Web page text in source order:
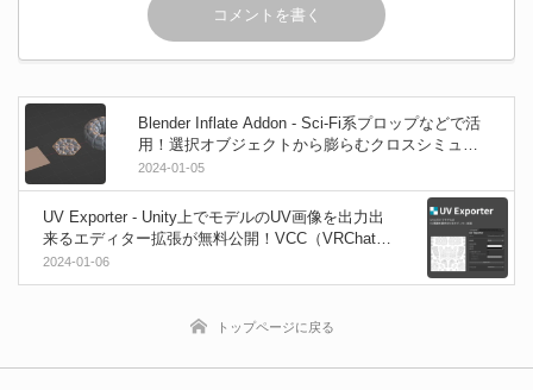
Blender Inflate Addon - Sci-Fi系プロップなどで活
用！選択オブジェクトから膨らむクロスシミュレ
ーションを適用出来るBlenderアドオン！
2024-01-05
UV Exporter - Unity上でモデルのUV画像を出力出
来るエディター拡張が無料公開！VCC（VRChat C
reator Companion）にも対応！
2024-01-06
トップページに戻る